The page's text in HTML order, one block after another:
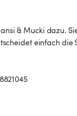
& Mucki dazu.
einfach